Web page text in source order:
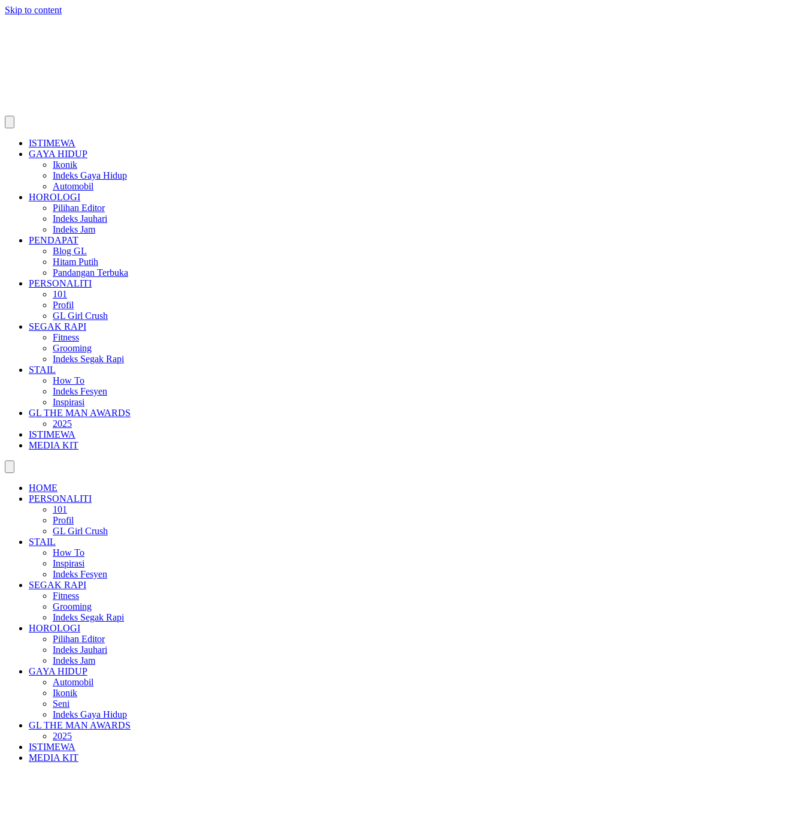
Skip to content
ISTIMEWA
GAYA HIDUP
Ikonik
Indeks Gaya Hidup
Automobil
HOROLOGI
Pilihan Editor
Indeks Jauhari
Indeks Jam
PENDAPAT
Blog GL
Hitam Putih
Pandangan Terbuka
PERSONALITI
101
Profil
GL Girl Crush
SEGAK RAPI
Fitness
Grooming
Indeks Segak Rapi
STAIL
How To
Indeks Fesyen
Inspirasi
GL THE MAN AWARDS
2025
ISTIMEWA
MEDIA KIT
HOME
PERSONALITI
101
Profil
GL Girl Crush
STAIL
How To
Inspirasi
Indeks Fesyen
SEGAK RAPI
Fitness
Grooming
Indeks Segak Rapi
HOROLOGI
Pilihan Editor
Indeks Jauhari
Indeks Jam
GAYA HIDUP
Automobil
Ikonik
Seni
Indeks Gaya Hidup
GL THE MAN AWARDS
2025
ISTIMEWA
MEDIA KIT